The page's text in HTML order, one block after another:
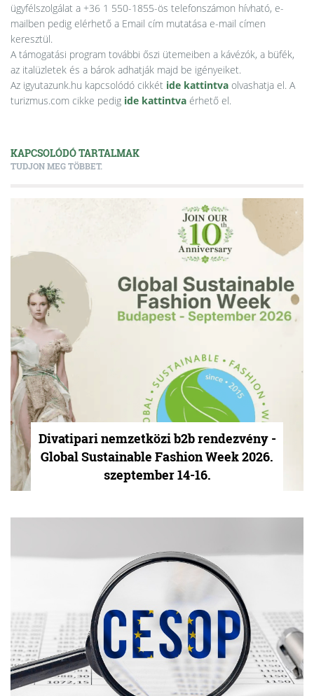
ügyfélszolgálat a +36 1 550-1855-ös telefonszámon hívható, e-
mailben pedig elérhető a Email cím mutatása e-mail címen
keresztül.
A támogatási program további őszi ütemeiben a kávézók, a büfék,
az italüzletek és a bárok adhatják majd be igényeiket.
Az igyutazunk.hu kapcsolódó cikkét ide kattintva olvashatja el. A
turizmus.com cikke pedig ide kattintva érhető el.
KAPCSOLÓDÓ TARTALMAK
TUDJON MEG TÖBBET.
Divatipari nemzetközi b2b rendezvény -
Global Sustainable Fashion Week 2026.
szeptember 14-16.